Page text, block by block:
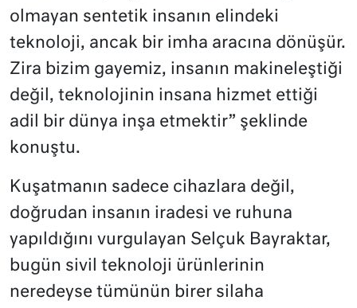
olmayan sentetik insanın elindeki
teknoloji, ancak bir imha aracına dönüşür.
Zira bizim gayemiz, insanın makineleştiği
değil, teknolojinin insana hizmet ettiği
adil bir dünya inşa etmektir” şeklinde
konuştu.
Kuşatmanın sadece cihazlara değil,
doğrudan insanın iradesi ve ruhuna
yapıldığını vurgulayan Selçuk Bayraktar,
bugün sivil teknoloji ürünlerinin
neredeyse tümünün birer silaha